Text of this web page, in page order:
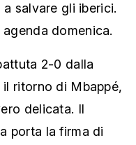
salvare gli iberici.
domenica.
2-0 dalla
ritorno di Mbappé,
delicata. Il
porta la firma di